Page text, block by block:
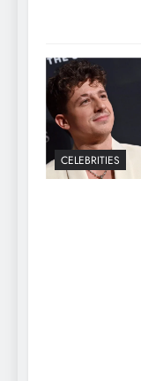
CELEBRITIES